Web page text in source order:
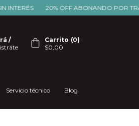
20% OFF ABONANDO POR
/
Carrito (0)
$0,00
Servicio técnico Blog